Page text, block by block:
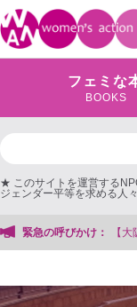
フェミな
BOOKS
★ このサイトを運営する
ジェンダー平等を求める人
緊急の呼びかけ：
検事正による女性検事へ